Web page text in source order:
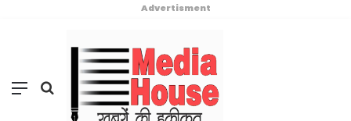
Advertisment
Menu Search
for